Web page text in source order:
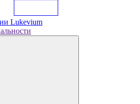
Lukevium